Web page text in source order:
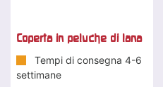
Coperta in peluche di lana
Tempi di consegna 4-6
settimane